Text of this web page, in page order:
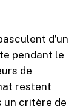
d’un
pendant le
de
restent
un critère de